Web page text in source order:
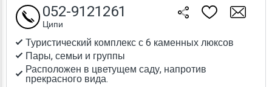
Туристический комплекс с 6 каменных люксов
Пары, семьи и группы
Расположен в цветущем саду, напротив
прекрасного вида.
052-9121261
Ципи